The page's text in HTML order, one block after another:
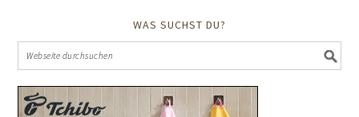
WAS SUCHST DU?